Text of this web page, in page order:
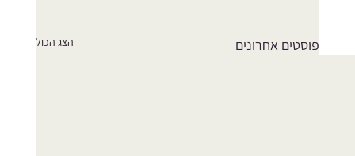
פוסטים אחרונים הצג הכול